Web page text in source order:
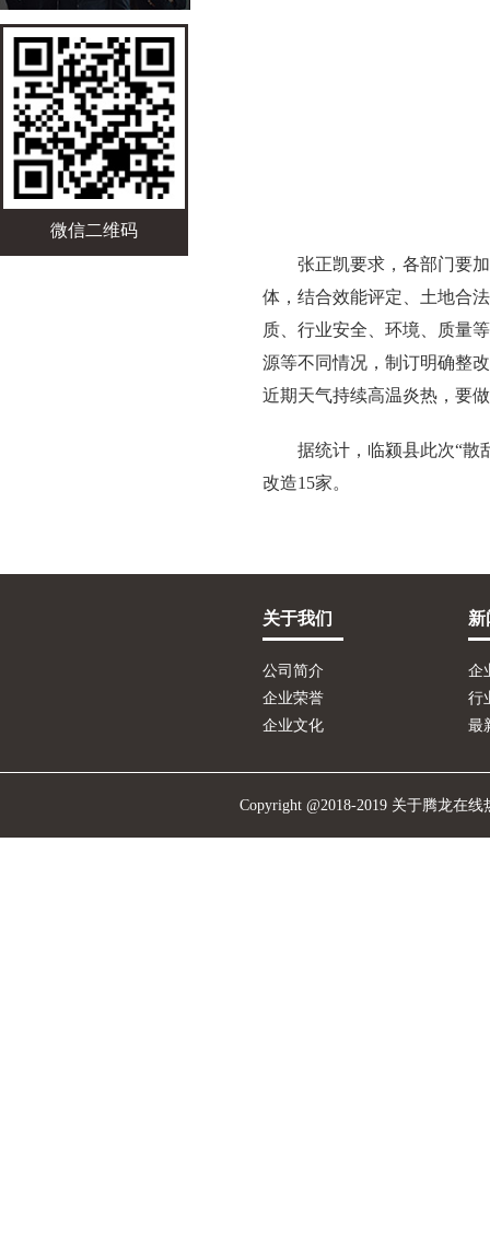
微信二维码
张正凯要求，各部门要
体，结合效能评定、土地合
质、行业安全、环境、质量
源等不同情况，制订明确整
近期天气持续高温炎热，要
据统计，临颍县此次“散
改造15家。
关于我们
公司简介
企业荣誉
企业文化
新
企
行
最
Copyright @2018-2019 关于腾龙